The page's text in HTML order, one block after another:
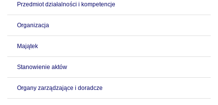
Przedmiot działalności i kompetencje
Organizacja
Majątek
Stanowienie aktów
Organy zarządzające i doradcze